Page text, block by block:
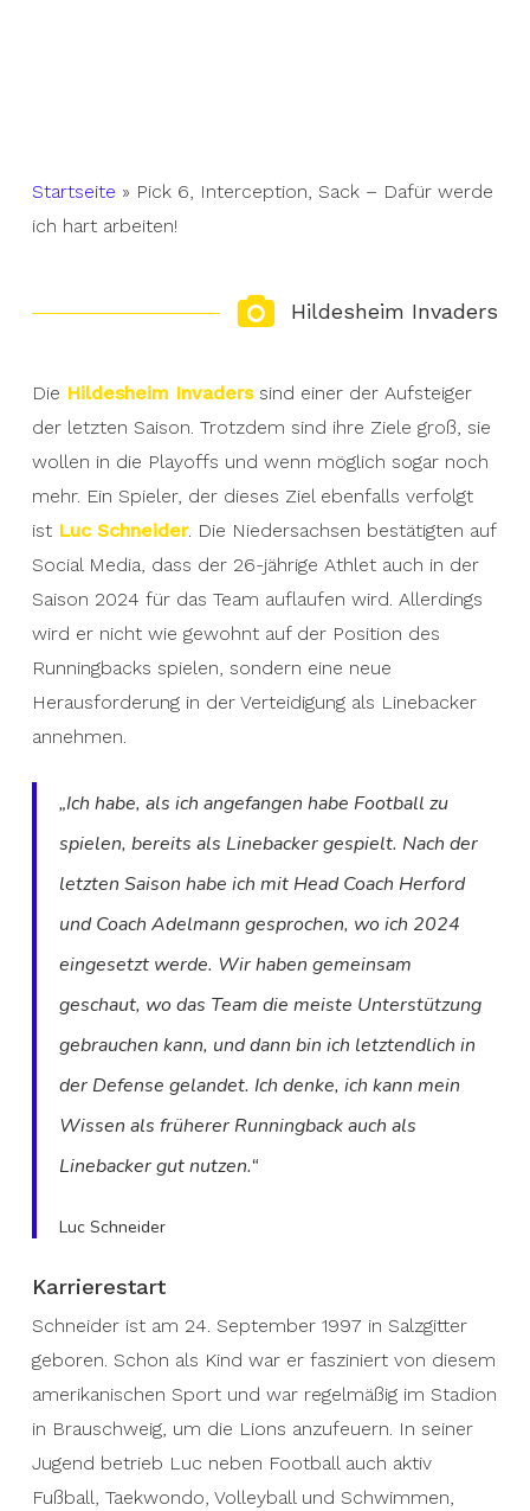
Startseite » Pick 6, Interception, Sack – Dafür werde
ich hart arbeiten!
Hildesheim Invaders
Die Hildesheim Invaderssind einer der Aufsteiger
der letzten Saison. Trotzdem sind ihre Ziele groß, sie
wollen in die Playoffs und wenn möglich sogar noch
mehr. Ein Spieler, der dieses Ziel ebenfalls verfolgt
ist Luc Schneider. Die Niedersachsen bestätigten auf
Social Media, dass der 26-jährige Athlet auch in der
Saison 2024 für das Team auflaufen wird. Allerdings
wird er nicht wie gewohnt auf der Position des
Runningbacks spielen, sondern eine neue
Herausforderung in der Verteidigung als Linebacker
annehmen.
„Ich habe, als ich angefangen habe Football zu
spielen, bereits als Linebacker gespielt. Nach der
letzten Saison habe ich mit Head Coach Herford
und Coach Adelmann gesprochen, wo ich 2024
eingesetzt werde. Wir haben gemeinsam
geschaut, wo das Team die meiste Unterstützung
gebrauchen kann, und dann bin ich letztendlich in
der Defense gelandet. Ich denke, ich kann mein
Wissen als früherer Runningback auch als
Linebacker gut nutzen.“
Luc Schneider
Karrierestart
Schneider ist am 24. September 1997 in Salzgitter
geboren. Schon als Kind war er fasziniert von diesem
amerikanischen Sport und war regelmäßig im Stadion
in Brauschweig, um die Lions anzufeuern. In seiner
Jugend betrieb Luc neben Football auch aktiv
Fußball, Taekwondo, Volleyball und Schwimmen,